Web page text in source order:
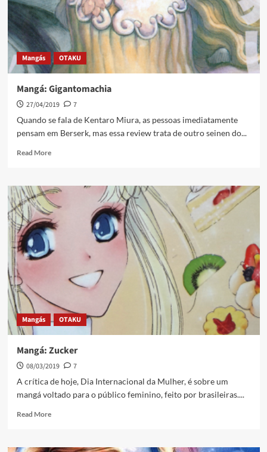
Mangás OTAKU
Mangá: Gigantomachia
27/04/2019
7
Quando se fala de Kentaro Miura, as pessoas imediatamente
pensam em Berserk, mas essa review trata de outro seinen do...
Read More
Mangás OTAKU
Mangá: Zucker
08/03/2019
7
A crítica de hoje, Dia Internacional da Mulher, é sobre um
mangá voltado para o público feminino, feito por brasileiras....
Read More